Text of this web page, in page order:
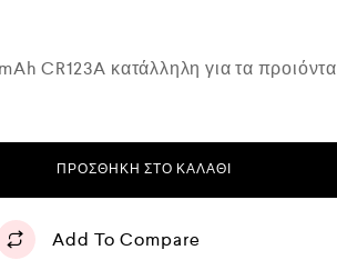
CR123A κατάλληλη για τα προιόντα
ΠΡΟΣΘΉΚΗ ΣΤΟ ΚΑΛΆΘΙ
Add To Compare